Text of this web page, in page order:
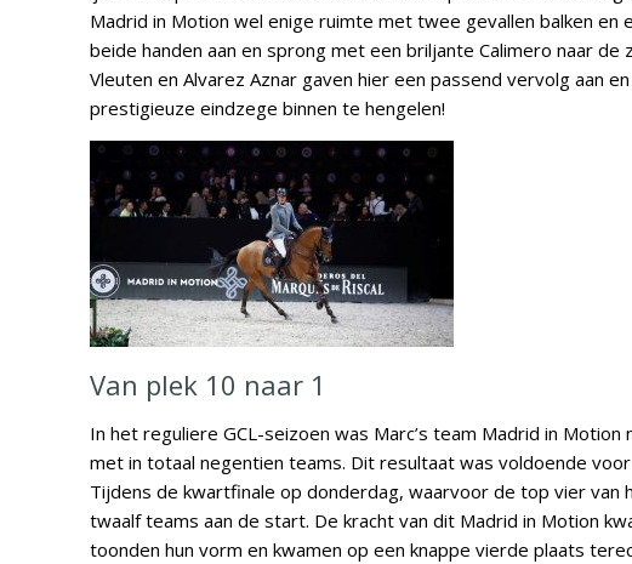
Madrid in Motion wel enige ruimte met twee gevallen balken
beide handen aan en sprong met een briljante Calimero naar
Vleuten en Alvarez Aznar gaven hier een passend vervolg aan
prestigieuze eindzege binnen te hengelen!
Van plek 10 naar 1
In het reguliere GCL-seizoen was Marc’s team Madrid in
met in totaal negentien teams. Dit resultaat was voldoende
Tijdens de kwartfinale op donderdag, waarvoor de top vier van
twaalf teams aan de start. De kracht van dit Madrid in Motion
toonden hun vorm en kwamen op een knappe vierde plaats